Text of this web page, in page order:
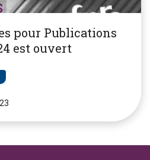
pour Publications
est ouvert